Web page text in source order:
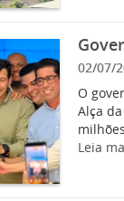
02/07/
O
Alça
Leia